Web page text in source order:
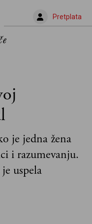
Pretplata
je jedna žena
i razumevanju.
uspela